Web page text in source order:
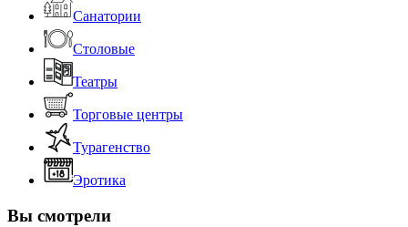
Санатории
Столовые
Театры
Торговые центры
Турагенство
Эротика
Вы смотрели